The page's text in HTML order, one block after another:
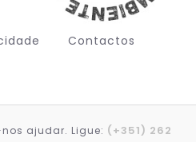
Contactos
ajudar. Ligue: (+351) 262
Deutsch (Sie)